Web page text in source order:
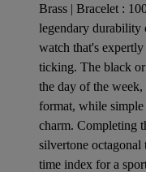
Brass | Bracelet :
legendary durability
watch that's
ticking. The black
the day of the
format, while simple
charm. Completing
silvertone octagonal
time index for a